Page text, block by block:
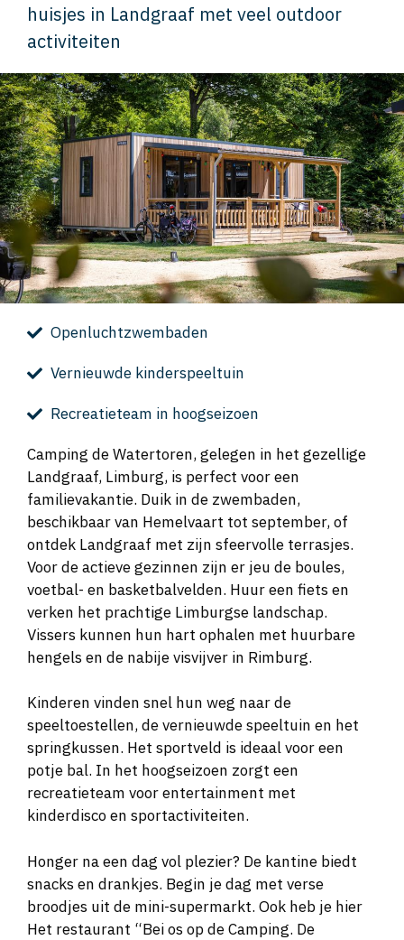
huisjes in Landgraaf met veel outdoor
activiteiten
Openluchtzwembaden
Vernieuwde kinderspeeltuin
Recreatieteam in hoogseizoen
Camping de Watertoren, gelegen in het gezellige
Landgraaf, Limburg, is perfect voor een
familievakantie. Duik in de zwembaden,
beschikbaar van Hemelvaart tot september, of
ontdek Landgraaf met zijn sfeervolle terrasjes.
Voor de actieve gezinnen zijn er jeu de boules,
voetbal- en basketbalvelden. Huur een fiets en
verken het prachtige Limburgse landschap.
Vissers kunnen hun hart ophalen met huurbare
hengels en de nabije visvijver in Rimburg.
Kinderen vinden snel hun weg naar de
speeltoestellen, de vernieuwde speeltuin en het
springkussen. Het sportveld is ideaal voor een
potje bal. In het hoogseizoen zorgt een
recreatieteam voor entertainment met
kinderdisco en sportactiviteiten.
Honger na een dag vol plezier? De kantine biedt
snacks en drankjes. Begin je dag met verse
broodjes uit de mini-supermarkt. Ook heb je hier
Het restaurant “Bei os op de Camping. De